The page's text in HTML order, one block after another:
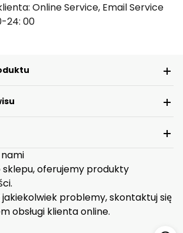
Online Service, Email Service
24: 00
sklepu, oferujemy produkty
problemy, skontaktuj się
obsługi klienta online.